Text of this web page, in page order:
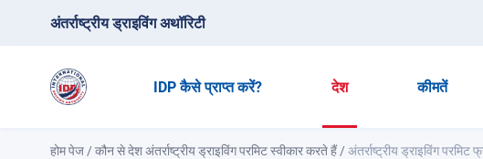
अंतर्राष्ट्रीय ड्राइविंग अथॉरिटी
IDP कैसे प्राप्त करें? देश कीमतें
होम पेज /कौन से देश अंतर्राष्ट्रीय ड्राइविंग परमिट स्वीकार करते हैं/अंतर्राष्ट्रीय ड्राइविंग परमिट